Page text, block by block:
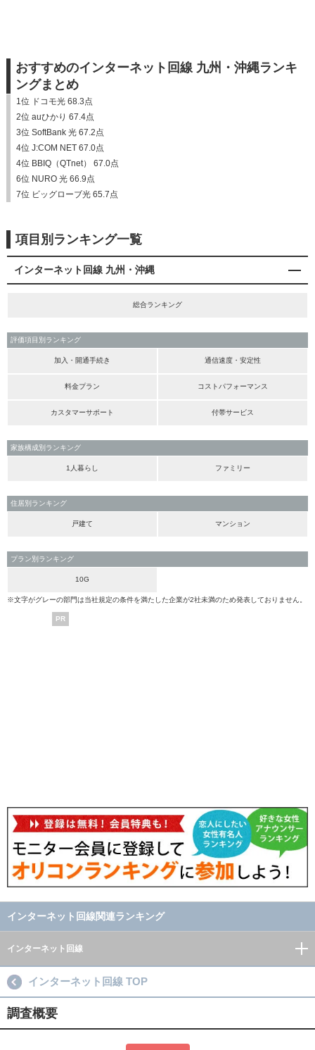
おすすめのインターネット回線 九州・沖縄ランキ
ングまとめ
1位 ドコモ光 68.3点
2位 auひかり 67.4点
3位 SoftBank 光 67.2点
4位 J:COM NET 67.0点
4位 BBIQ（QTnet） 67.0点
6位 NURO 光 66.9点
7位 ビッグローブ光 65.7点
項目別ランキング一覧
インターネット回線 九州・沖縄
総合ランキング
評価項目別ランキング
加入・開通手続き 通信速度・安定性
料金プラン コストパフォーマンス
カスタマーサポート 付帯サービス
家族構成別ランキング
1人暮らし ファミリー
住居別ランキング
戸建て マンション
プラン別ランキング
10G
※文字がグレーの部門は当社規定の条件を満たした企業が2社未満のため発表しておりません。
PR
インターネット回線関連ランキング
インターネット回線
インターネット回線 TOP
調査概要